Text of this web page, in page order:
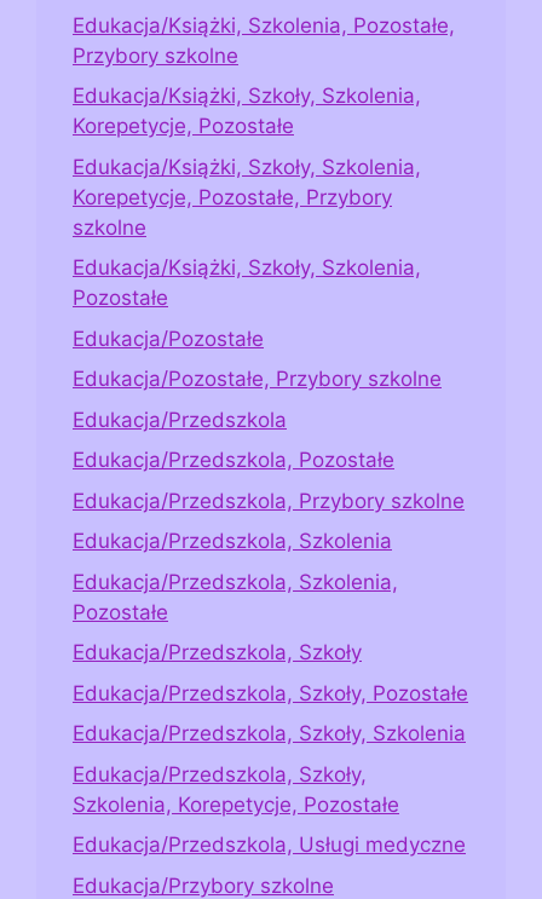
Edukacja/Książki, Szkolenia, Pozostałe,
Przybory szkolne
Edukacja/Książki, Szkoły, Szkolenia,
Korepetycje, Pozostałe
Edukacja/Książki, Szkoły, Szkolenia,
Korepetycje, Pozostałe, Przybory
szkolne
Edukacja/Książki, Szkoły, Szkolenia,
Pozostałe
Edukacja/Pozostałe
Edukacja/Pozostałe, Przybory szkolne
Edukacja/Przedszkola
Edukacja/Przedszkola, Pozostałe
Edukacja/Przedszkola, Przybory szkolne
Edukacja/Przedszkola, Szkolenia
Edukacja/Przedszkola, Szkolenia,
Pozostałe
Edukacja/Przedszkola, Szkoły
Edukacja/Przedszkola, Szkoły, Pozostałe
Edukacja/Przedszkola, Szkoły, Szkolenia
Edukacja/Przedszkola, Szkoły,
Szkolenia, Korepetycje, Pozostałe
Edukacja/Przedszkola, Usługi medyczne
Edukacja/Przybory szkolne